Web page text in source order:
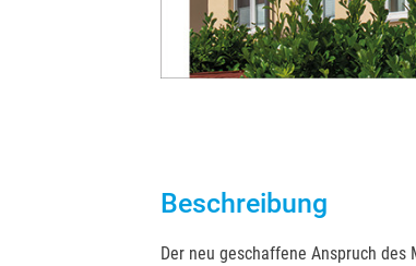
Beschreibung
Der neu geschaffene Anspruch